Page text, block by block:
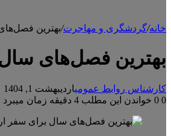
خانه/گردشگری و مهاجرت/بهترین
بهترین فصل‌های
کارشناس روابط عمومیاردیبهشت 1, 1404
0
خواندن این مطلب 4 دقیقه زمان میبرد